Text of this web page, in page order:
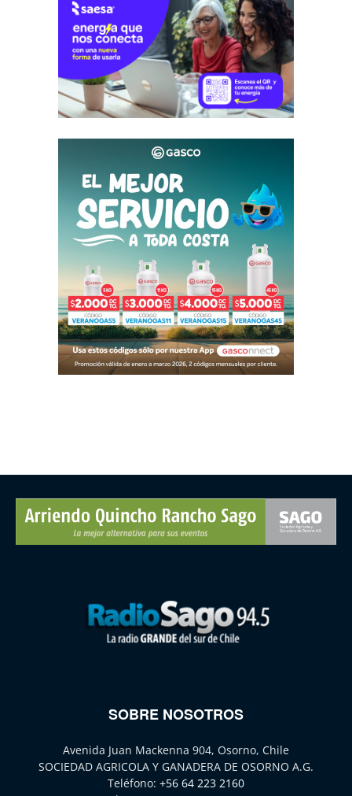
SOBRE NOSOTROS
Avenida Juan Mackenna 904, Osorno, Chile
SOCIEDAD AGRICOLA Y GANADERA DE OSORNO A.G.
Teléfono: +56 64 223 2160